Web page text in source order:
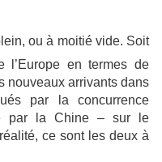
ou à moitié vide. Soit
l’Europe en termes de
nouveaux arrivants dans
par la concurrence
par la Chine – sur le
ce sont les deux à